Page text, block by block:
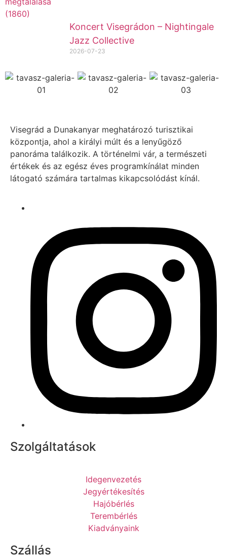
Koncert Visegrádon – Nightingale
Jazz Collective
2026-07-23
Visegrád a Dunakanyar meghatározó turisztikai
központja, ahol a királyi múlt és a lenyűgöző
panoráma találkozik. A történelmi vár, a természeti
értékek és az egész éves programkínálat minden
látogató számára tartalmas kikapcsolódást kínál.
Szolgáltatások
Idegenvezetés
Jegyértékesítés
Hajóbérlés
Terembérlés
Kiadványaink
Szállás